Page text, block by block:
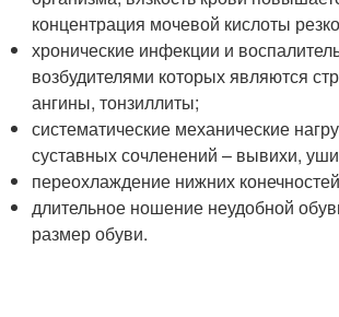
концентрация мочевой кислоты
хронические инфекции и
возбудителями которых являются
ангины, тонзиллиты;
систематические механические
суставных сочленений – вывихи,
переохлаждение нижних
длительное ношение неудобной
размер обуви.